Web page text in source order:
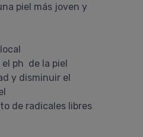
piel más joven y
ph de la piel
y disminuir el
de radicales libres